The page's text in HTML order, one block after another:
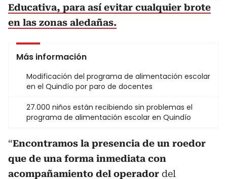
Educativa, para así evitar cualquier brote
en las zonas aledañas.
Más información
Modificación del programa de alimentación escolar
en el Quindío por paro de docentes
27.000 niños están recibiendo sin problemas el
programa de alimentación escolar en Quindío
“Encontramos la presencia de un roedor
que de una forma inmediata con
acompañamiento del operador del